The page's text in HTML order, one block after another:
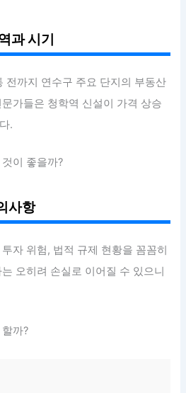
과 시기
전까지 연수구 주요 단지의 부동산
가들은 청학역 신설이 가격 상승
.
이 좋을까?
사항
자 위험, 법적 규제 현황을 꼼꼼히
오히려 손실로 이어질 수 있으니
까?